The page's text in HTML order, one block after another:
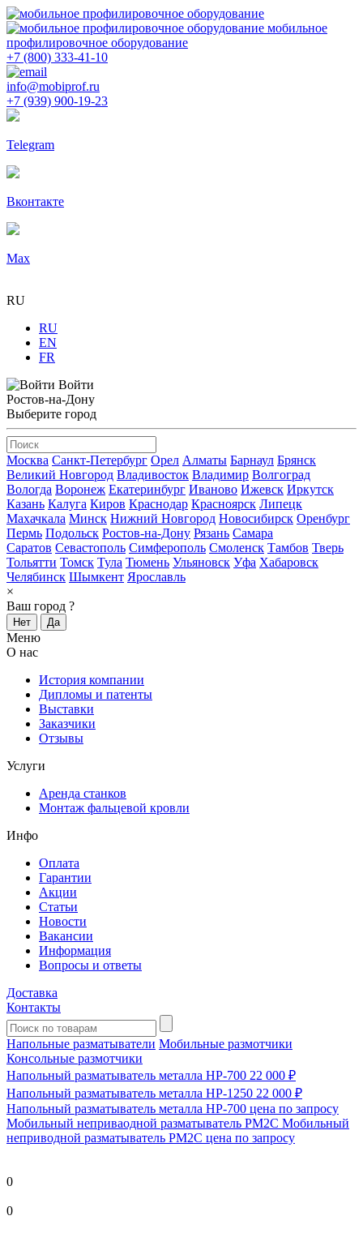
мобильное
профилировочное оборудование
+7 (800) 333-41-10
info@mobiprof.ru
+7 (939) 900-19-23
Telegram
Вконтакте
Max
RU
RU
EN
FR
Войти
Ростов-на-Дону
Выберите город
Москва Санкт-Петербург Орел Алматы Барнаул Брянск
Великий Новгород Владивосток Владимир Волгоград
Вологда Воронеж Екатеринбург Иваново Ижевск Иркутск
Казань Калуга Киров Краснодар Красноярск Липецк
Махачкала Минск Нижний Новгород Новосибирск Оренбург
Пермь Подольск Ростов-на-Дону Рязань Самара
Саратов Севастополь Симферополь Смоленск Тамбов Тверь
Тольятти Томск Тула Тюмень Ульяновск Уфа Хабаровск
Челябинск Шымкент Ярославль
×
Ваш город ?
Нет Да
Меню
О нас
История компании
Дипломы и патенты
Выставки
Заказчики
Отзывы
Услуги
Аренда станков
Монтаж фальцевой кровли
Инфо
Оплата
Гарантии
Акции
Статьи
Новости
Вакансии
Информация
Вопросы и ответы
Доставка
Контакты
Напольные разматыватели Мобильные размотчики
Консольные размотчики
Напольный разматыватель металла HP-700 22 000 ₽
Напольный разматыватель металла HP-1250 22 000 ₽
Напольный разматыватель металла HP-700 цена по запросу
Мобильный непривaодной разматыватель РМ2С Мобильный
неприводной разматыватель РМ2С цена по запросу
0
0